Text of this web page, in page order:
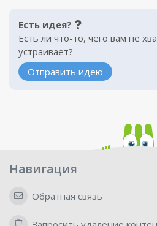
Есть идея?
Есть ли что-то, чего вам не
устраивает?
Отправить идею
Навигация
Обратная связь